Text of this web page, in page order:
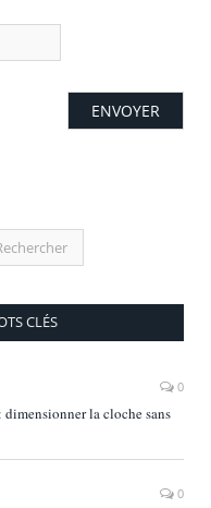
CLÉS
0
la cloche sans
0